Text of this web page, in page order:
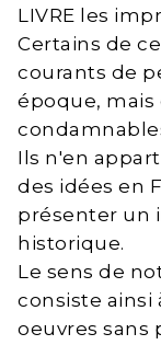
LIVRE les
Certains de
courants de
époque,
Ils n'en
des idées en
présenter un
historique.
Le sens de
consiste ainsi
oeuvres sans